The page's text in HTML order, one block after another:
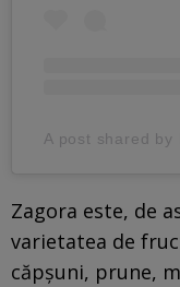
Zagora este, de
varietatea de
căpșuni, prune,